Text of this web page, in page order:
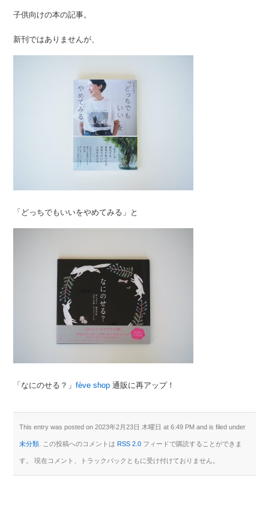
子供向けの本の記事。
新刊ではありませんが、
「どっちでもいいをやめてみる」と
「なにのせる？」fève shop 通販に再アップ！
This entry was posted on 2023年2月23日 木曜日 at 6:49 PM and is filed under
未分類 . この投稿へのコメントはRSS 2.0 フィードで購読することができま
す。 現在コメント、トラックバックともに受け付けておりません。